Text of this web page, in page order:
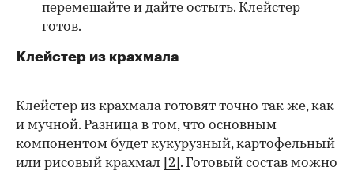
перемешайте и дайте остыть. Клейстер
готов.
Клейстер из крахмала
Клейстер из крахмала готовят точно так же, как
и мучной. Разница в том, что основным
компонентом будет кукурузный, картофельный
или рисовый крахмал
[2] . Готовый состав можно